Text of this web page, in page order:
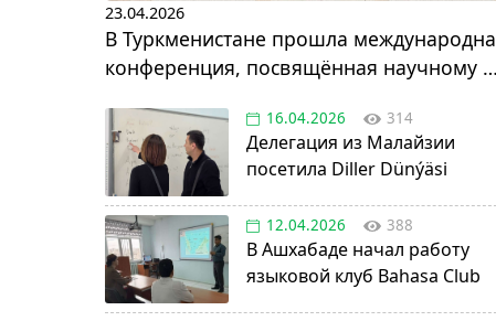
23.04.2026
В Туркменистане прошла
конференция, посвящённая научному и
16.04.2026 314
Делегация из Малайзии
посетила Diller Dünýäsi
12.04.2026 388
В Ашхабаде начал работу
языковой клуб Bahasa Club